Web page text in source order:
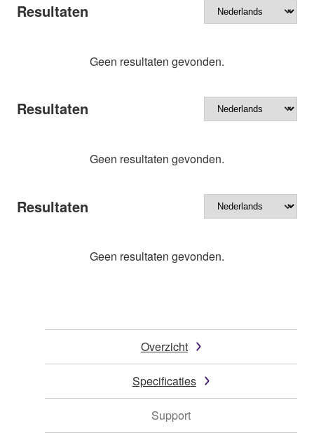
Resultaten
Geen resultaten gevonden.
Resultaten
Geen resultaten gevonden.
Resultaten
Geen resultaten gevonden.
Overzicht
Specificaties
Support